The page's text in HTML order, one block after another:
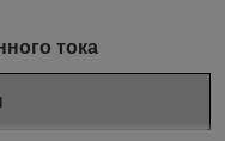
тока